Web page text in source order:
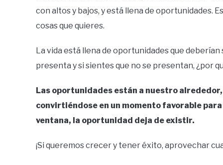
con altos y bajos, y está llena de oportunidades.
cosas que quieres.
La vida está llena de oportunidades que
presenta y si sientes que no se presentan, ¿por
Las oportunidades están a nuestro
convirtiéndose en un momento favorable
ventana, la oportunidad deja de existir.
¡Si queremos crecer y tener éxito, aprovechar